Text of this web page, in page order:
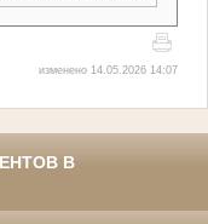
изменено 14.05.2026 14:07
В